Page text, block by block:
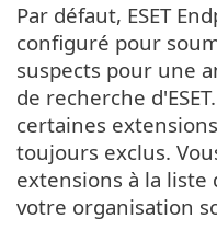
Par défaut, ESET
configuré pour
suspects pour une
de recherche
certaines
toujours exclus.
extensions à la liste
votre organisation